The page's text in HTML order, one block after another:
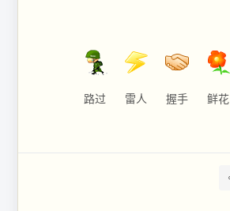
路过 雷人 握手 鲜花